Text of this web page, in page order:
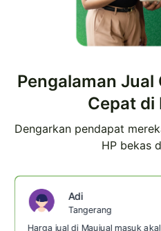
Pengalaman Jual
Cepat di
Dengarkan pendapat
HP bekas
Adi
Tangerang
Harga jual di Maujual masuk